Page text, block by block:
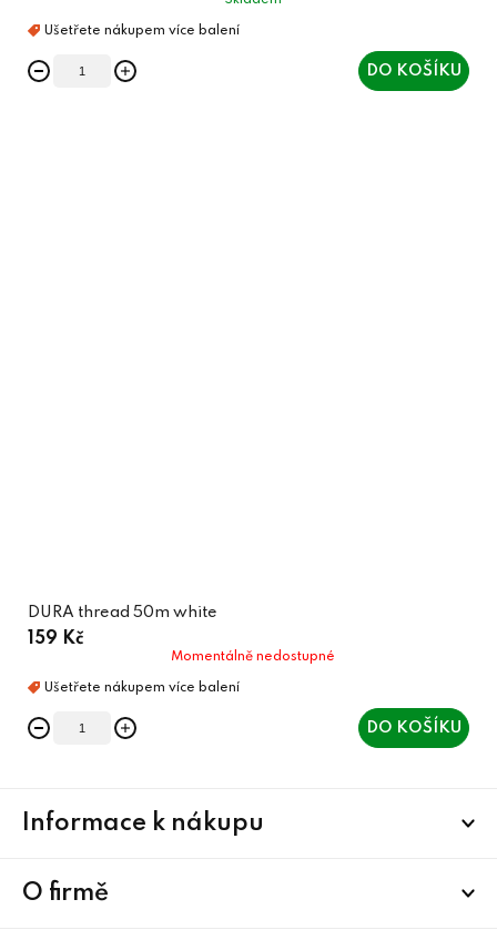
DO KOŠÍKU
DURA thread 50m white
159 Kč
Momentálně nedostupné
DO KOŠÍKU
Informace k nákupu
O firmě